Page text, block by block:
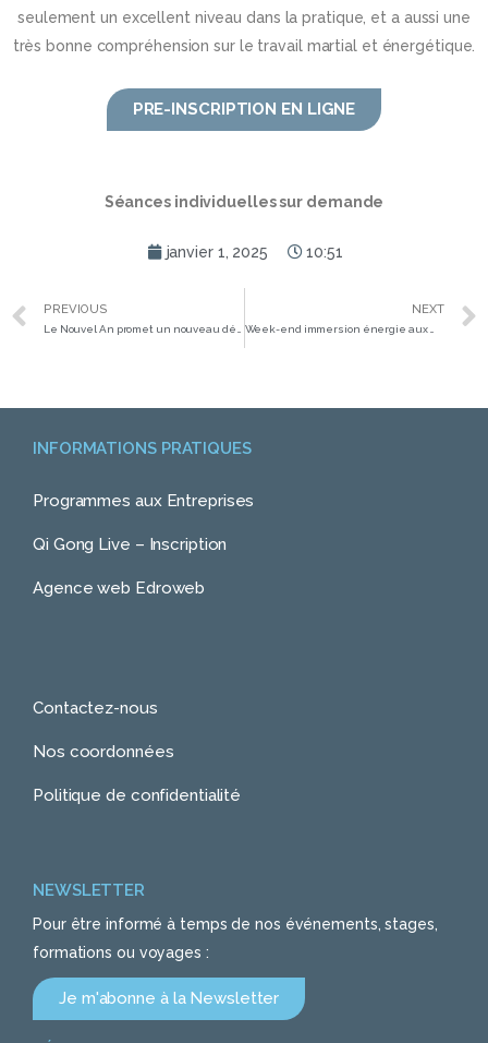
seulement un excellent niveau dans la pratique, et a aussi une
très bonne compréhension sur le travail martial et énergétique.
PRE-INSCRIPTION EN LIGNE
Séances individuelles sur demande
janvier 1, 2025 10:51
PREVIOUS NEXT
INFORMATIONS PRATIQUES
Programmes aux Entreprises
Qi Gong Live – Inscription
Agence web Edroweb
Contactez-nous
Nos coordonnées
Politique de confidentialité
NEWSLETTER
Pour être informé à temps de nos événements, stages,
formations ou voyages :
Je m'abonne à la Newsletter